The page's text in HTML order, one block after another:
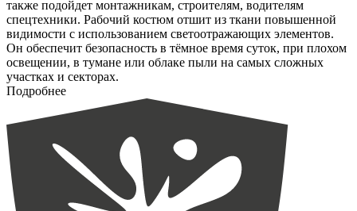
также подойдет монтажникам, строителям, водителям
спецтехники. Рабочий костюм отшит из ткани повышенной
видимости с использованием светоотражающих элементов.
Он обеспечит безопасность в тёмное время суток, при плохом
освещении, в тумане или облаке пыли на самых сложных
участках и секторах.
Подробнее